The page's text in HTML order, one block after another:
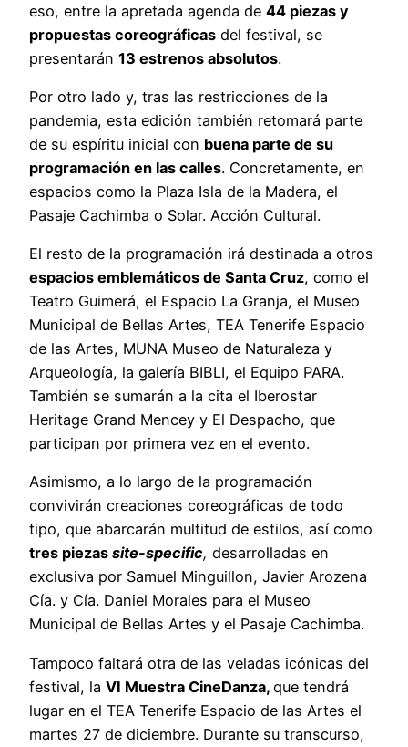
eso, entre la apretada agenda de 44 piezas y
propuestas coreográficas del festival, se
presentarán 13 estrenos absolutos.
Por otro lado y, tras las restricciones de la
pandemia, esta edición también retomará parte
de su espíritu inicial con buena parte de su
programación en las calles. Concretamente, en
espacios como la Plaza Isla de la Madera, el
Pasaje Cachimba o Solar. Acción Cultural.
El resto de la programación irá destinada a otros
espacios emblemáticos de Santa Cruz, como el
Teatro Guimerá, el Espacio La Granja, el Museo
Municipal de Bellas Artes, TEA Tenerife Espacio
de las Artes, MUNA Museo de Naturaleza y
Arqueología, la galería BIBLI, el Equipo PARA.
También se sumarán a la cita el Iberostar
Heritage Grand Mencey y El Despacho, que
participan por primera vez en el evento.
Asimismo, a lo largo de la programación
convivirán creaciones coreográficas de todo
tipo, que abarcarán multitud de estilos, así como
tres piezas site-specific, desarrolladas en
exclusiva por Samuel Minguillon, Javier Arozena
Cía. y Cía. Daniel Morales para el Museo
Municipal de Bellas Artes y el Pasaje Cachimba.
Tampoco faltará otra de las veladas icónicas del
festival, la VI Muestra CineDanza, que tendrá
lugar en el TEA Tenerife Espacio de las Artes el
martes 27 de diciembre. Durante su transcurso,